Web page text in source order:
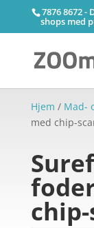
7876 8672
shops med
Hjem / Mad-
med chip-